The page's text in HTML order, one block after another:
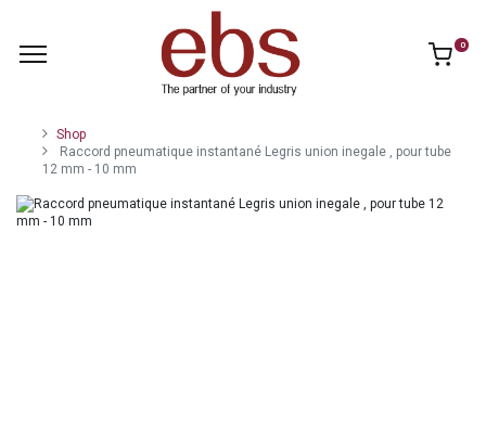
0
Shop
Raccord pneumatique instantané Legris union inegale , pour tube
12 mm - 10 mm